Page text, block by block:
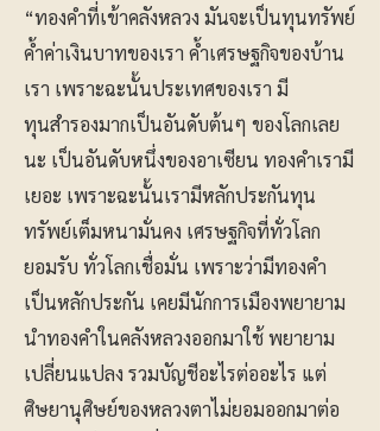
“ทองคำที่เข้าคลังหลวง มันจะเป็นทุนทรัพย์
ค้ำค่าเงินบาทของเรา ค้ำเศรษฐกิจของบ้าน
เรา เพราะฉะนั้นประเทศของเรา มี
ทุนสำรองมากเป็นอันดับต้นๆ ของโลกเลย
นะ เป็นอันดับหนึ่งของอาเซียน ทองคำเรามี
เยอะ เพราะฉะนั้นเรามีหลักประกันทุน
ทรัพย์เต็มหนามั่นคง เศรษฐกิจที่ทั่วโลก
ยอมรับ ทั่วโลกเชื่อมั่น เพราะว่ามีทองคำ
เป็นหลักประกัน เคยมีนักการเมืองพยายาม
นำทองคำในคลังหลวงออกมาใช้ พยายาม
เปลี่ยนแปลง รวมบัญชีอะไรต่ออะไร แต่
ศิษยานุศิษย์ของหลวงตาไม่ยอมออกมาต่อ